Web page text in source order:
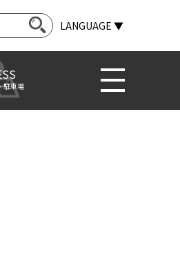
LANGUAGE ▼
駐車場